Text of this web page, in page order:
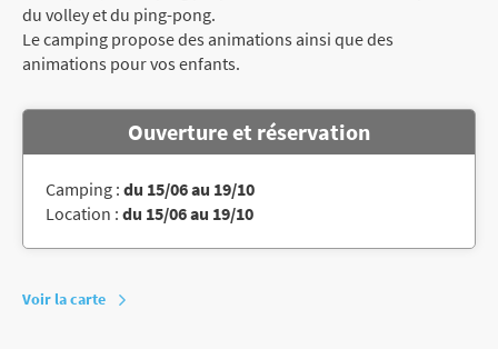
du volley et du ping-pong.
Le camping propose des animations ainsi que des
animations pour vos enfants.
Ouverture et réservation
Camping : du 15/06 au 19/10
Location : du 15/06 au 19/10
Voir la carte